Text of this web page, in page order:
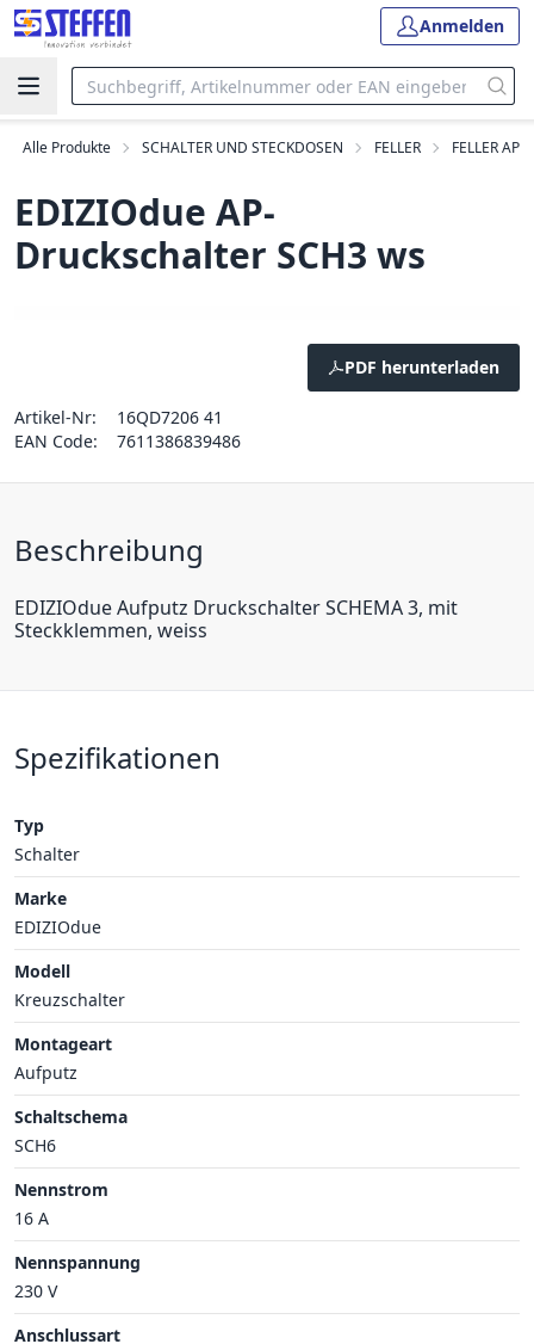
Anmelden
Alle Produkte SCHALTER UND STECKDOSEN FELLER FELLER AP
EDIZIOdue AP-
Druckschalter SCH3 ws
PDF herunterladen
Artikel-Nr:
16QD7206 41
EAN Code:
7611386839486
Beschreibung
EDIZIOdue Aufputz Druckschalter SCHEMA 3, mit
Steckklemmen, weiss
Spezifikationen
Typ
Schalter
Marke
EDIZIOdue
Modell
Kreuzschalter
Montageart
Aufputz
Schaltschema
SCH6
Nennstrom
16 A
Nennspannung
230 V
Anschlussart